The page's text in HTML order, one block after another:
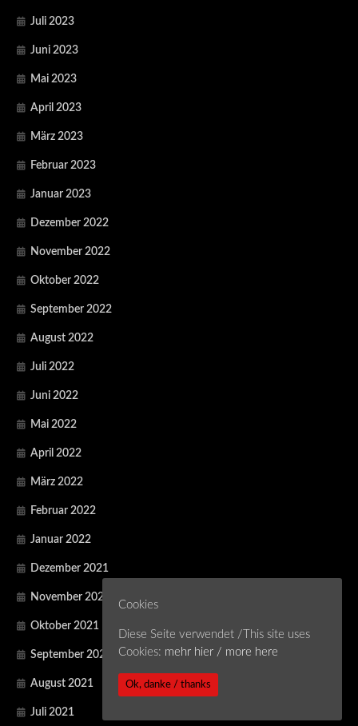
Juli 2023
Juni 2023
Mai 2023
April 2023
März 2023
Februar 2023
Januar 2023
Dezember 2022
November 2022
Oktober 2022
September 2022
August 2022
Juli 2022
Juni 2022
Mai 2022
April 2022
März 2022
Februar 2022
Januar 2022
Dezember 2021
November 2021
Oktober 2021
September 2021
August 2021
Juli 2021
Cookies
Diese Seite verwendet /This site uses
Cookies: mehr hier / more here
Ok, danke / thanks